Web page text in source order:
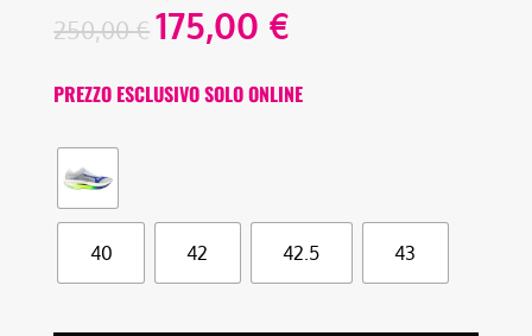
250,00€ 175,00 €
PREZZO ESCLUSIVO SOLO ONLINE
40 42 42.5 43